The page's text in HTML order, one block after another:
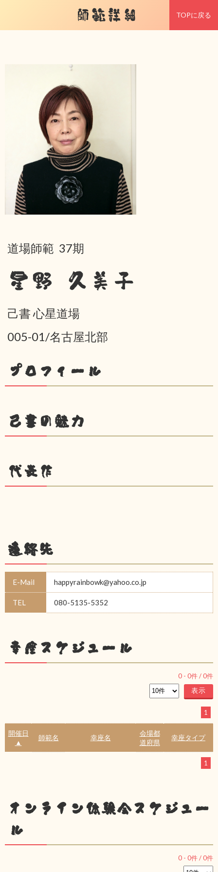
師範詳細 TOPに戻る
道場師範 37期
星野 久美子
己書 心星道場
005-01/名古屋北部
プロフィール
己書の魅力
代表作
連絡先
E-Mail happyrainbowk@yahoo.co.jp
TEL 080-5135-5352
幸座スケジュール
0 - 0件 /0件
1
開催日
▲
師範名 幸座名
会場都
道府県
幸座タイプ
1
オンライン体験会スケジュー
ル
0 - 0件 /0件